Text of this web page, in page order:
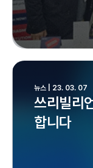
쓰리빌리
합니다
뉴스 | 23. 03. 07